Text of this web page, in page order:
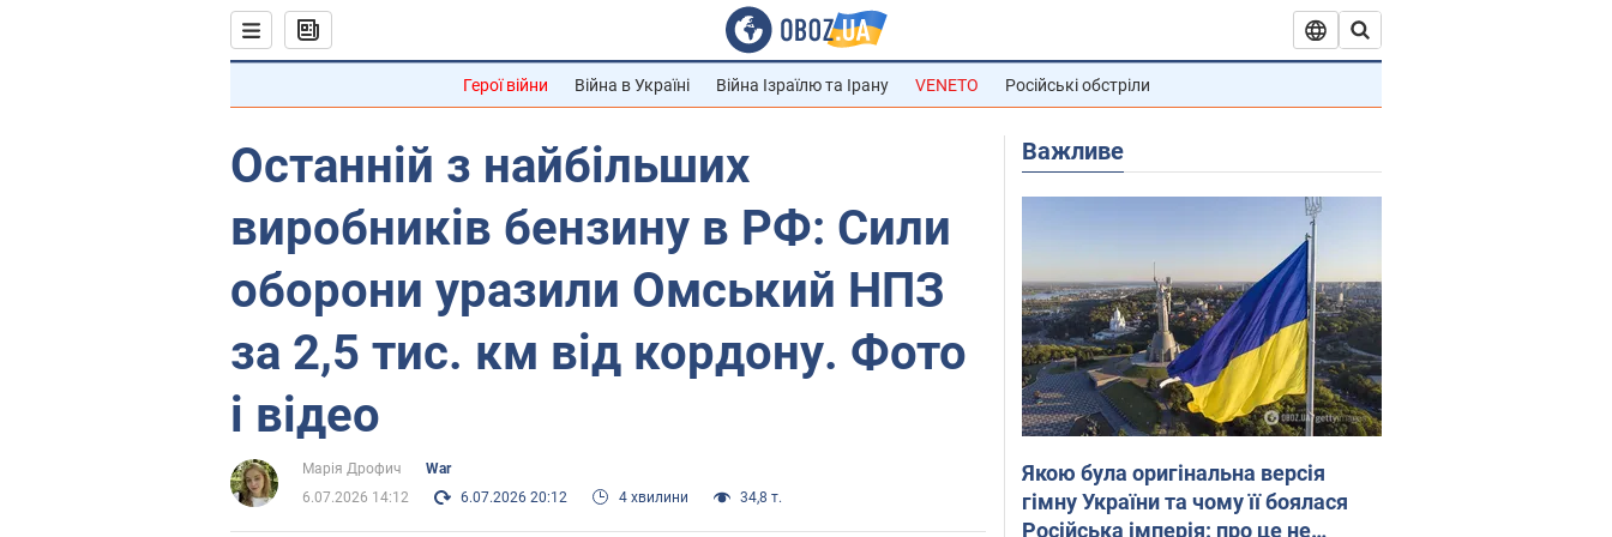
Герої війни Війна в Україні Війна Ізраїлю та Ірану VENETO Російські обстріли
Останній з найбільших
виробників бензину в РФ: Сили
оборони уразили Омський НПЗ
за 2,5 тис. км від кордону. Фото
і відео
Марія Дрофич
War
6.07.2026 14:12
6.07.2026 20:12 4 хвилини 34,8 т.
Важливе
Якою була оригінальна версія
гімну України та чому її боялася
Російська імперія: про це не